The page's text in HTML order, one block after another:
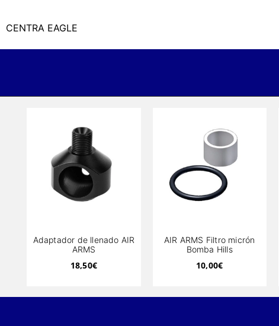
CENTRA EAGLE
Adaptador de llenado AIR
ARMS
18,50€
AIR ARMS Filtro micrón
Bomba Hills
10,00€